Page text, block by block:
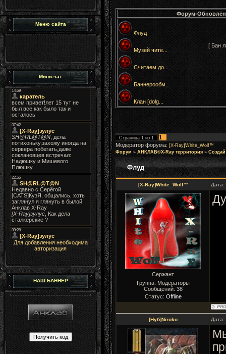
Меню сайта
Мини-чат
Для добавления необходима
авторизация
НАШ БАННЕР
Форум-
Флуд
Музей чите...
[ Бан
Считаем до...
Баннерообм...
Клан [dolg...
Страница 1 из 1
1
Модератор форума: [X-Ray]White_Wolf™
Форум » АНКЛАВ©X-Ray территория »
Флуд
[X-Ray]White_Wolf™
Сержант
Группа: Модераторы
Сообщений: 38
Статус: Offline
[Нуб]Niroko